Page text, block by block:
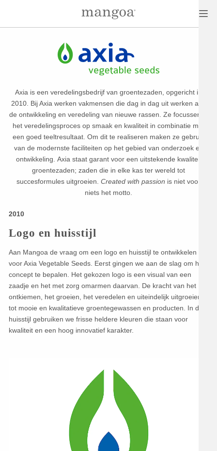
Axia is een veredelingsbedrijf van groentezaden, opgericht in
2010. Bij Axia werken vakmensen die dag in dag uit werken aan
de ontwikkeling en veredeling van nieuwe rassen. Ze focussen in
het veredelingsproces op smaak en kwaliteit in combinatie met
een goed teeltresultaat. Om dit te realiseren maken ze gebruik
van de modernste faciliteiten op het gebied van onderzoek en
ontwikkeling. Axia staat garant voor een uitstekende kwaliteit
groentezaden; zaden die in elke kas ter wereld tot
succesformules uitgroeien. Created with passion is niet voor
niets het motto.
2010
Logo en huisstijl
Aan Mangoa de vraag om een logo en huisstijl te ontwikkelen
voor Axia Vegetable Seeds. Eerst gingen we aan de slag om het
concept te bepalen. Het gekozen logo is een visual van een
zaadje en het met zorg omarmen daarvan. De kracht van het
ontkiemen, het groeien, het veredelen en uiteindelijk uitgroeien
tot mooie en kwalitatieve groentegewassen en producten. In de
huisstijl gebruiken we frisse heldere kleuren die staan voor
kwaliteit en een hoog innovatief karakter.